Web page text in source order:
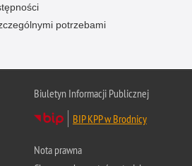
potrzebami
Biuletyn Informacji Publicznej
BIP KPP w Brodnicy
Nota prawna